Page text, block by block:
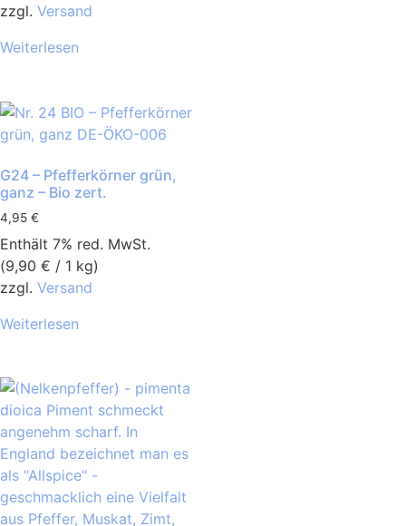
zzgl. Versand
Weiterlesen
G24 – Pfefferkörner grün,
ganz – Bio zert.
4,95 €
Enthält 7% red. MwSt.
(9,90 € / 1 kg)
zzgl. Versand
Weiterlesen